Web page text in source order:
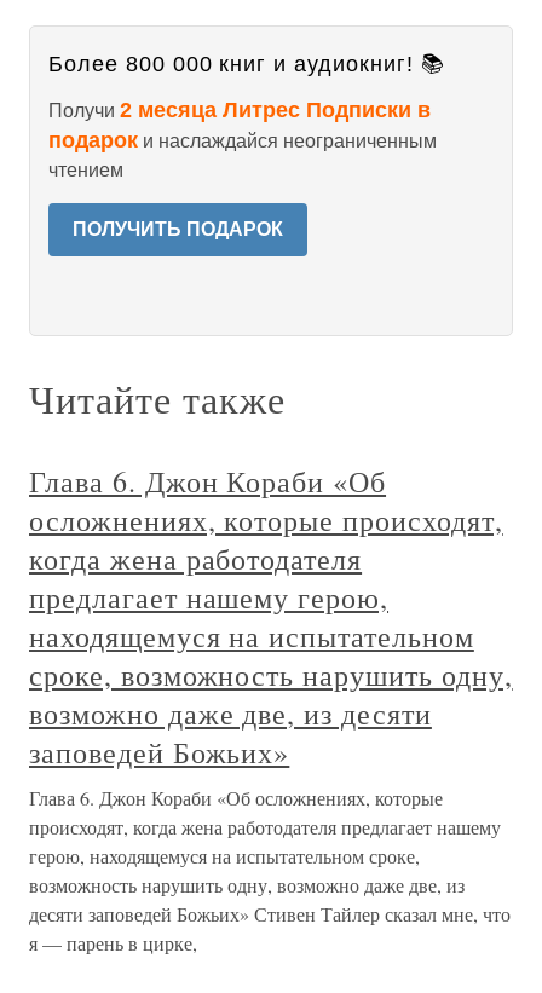
Более 800 000 книг и аудиокниг! 📚
Получи 2 месяца Литрес Подписки в
подарок и наслаждайся неограниченным
чтением
ПОЛУЧИТЬ ПОДАРОК
Читайте также
Глава 6. Джон Кораби «Об
осложнениях, которые происходят,
когда жена работодателя
предлагает нашему герою,
находящемуся на испытательном
сроке, возможность нарушить одну,
возможно даже две, из десяти
заповедей Божьих»
Глава 6. Джон Кораби «Об осложнениях, которые
происходят, когда жена работодателя предлагает нашему
герою, находящемуся на испытательном сроке,
возможность нарушить одну, возможно даже две, из
десяти заповедей Божьих» Стивен Тайлер сказал мне, что
я — парень в цирке,